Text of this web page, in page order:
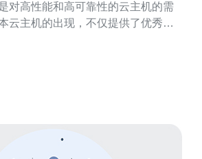
对高性能和高可靠性的云主机的需
云主机的出现，不仅提供了优秀的
稳定性和快速的网络传输速度而备